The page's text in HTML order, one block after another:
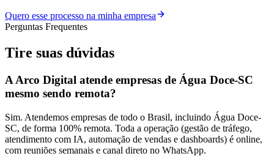
Quero esse processo na minha empresa
Perguntas Frequentes
Tire suas dúvidas
A Arco Digital atende empresas de Água Doce-SC
mesmo sendo remota?
Sim. Atendemos empresas de todo o Brasil, incluindo Água Doce-
SC, de forma 100% remota. Toda a operação (gestão de tráfego,
atendimento com IA, automação de vendas e dashboards) é online,
com reuniões semanais e canal direto no WhatsApp.